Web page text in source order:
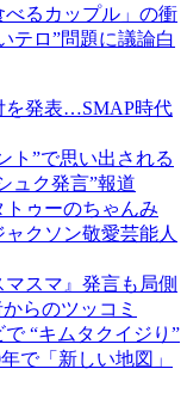
るカップル」の衝
テロ”問題に議論白
を発表…SMAP時代
ト”で思い出される
ュク発言”報道
ゥーのちゃんみ
クソン敬愛芸能人
スマ』発言も局側
らのツッコミ
“キムタクイジり”
で「新しい地図」